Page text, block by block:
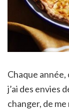
Chaque année,
j’ai des envies
changer, de